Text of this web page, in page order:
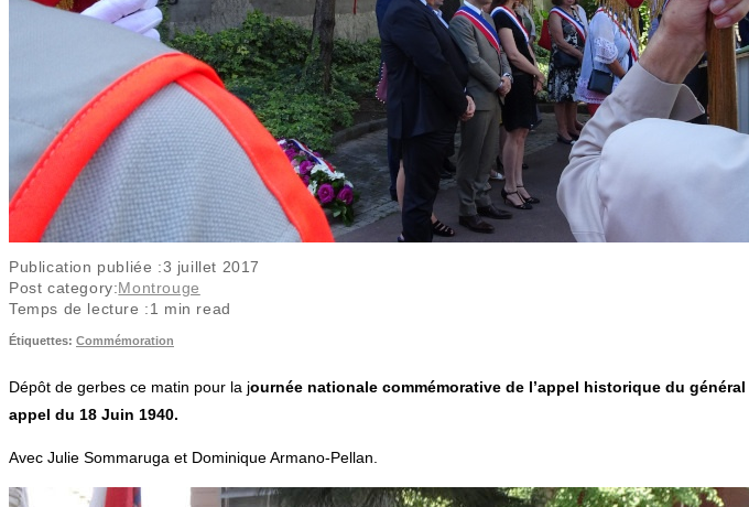
Publication publiée :3 juillet 2017
Post category:Montrouge
Temps de lecture :1 min read
Étiquettes: Commémoration
Dépôt de gerbes ce matin pour la journée nationale commémorative de l’appel historique du
appel du 18 Juin 1940.
Avec Julie Sommaruga et Dominique Armano-Pellan.